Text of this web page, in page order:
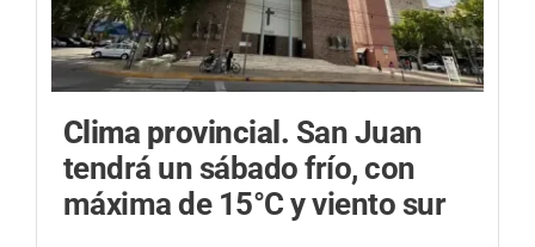
Clima provincial. San Juan
tendrá un sábado frío, con
máxima de 15°C y viento sur